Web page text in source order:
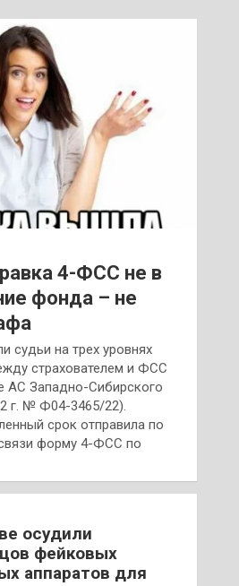
4-ФСС не в
фонда – не
судьи на трех уровнях
страхователем и ФСС
АС Западно-Сибирского
г. № Ф04-3465/22).
срок отправила по
форму 4-ФСС по
осудили
фейковых
аппаратов для